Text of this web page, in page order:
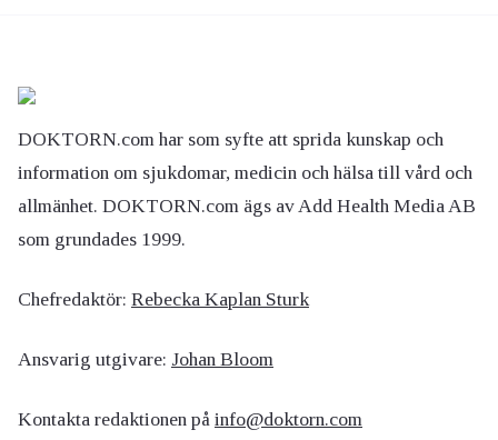
DOKTORN.com har som syfte att sprida kunskap och
information om sjukdomar, medicin och hälsa till vård och
allmänhet. DOKTORN.com ägs av Add Health Media AB
som grundades 1999.
Chefredaktör: Rebecka Kaplan Sturk
Ansvarig utgivare: Johan Bloom
Kontakta redaktionen på info@doktorn.com